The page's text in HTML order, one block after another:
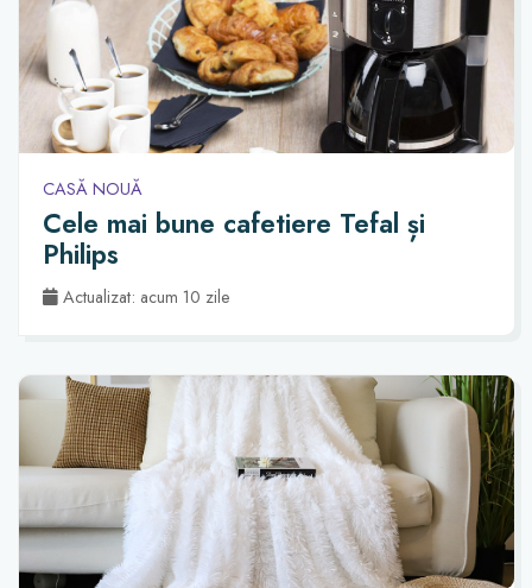
CASĂ NOUĂ
Cele mai bune cafetiere Tefal și
Philips
Actualizat: acum 10 zile